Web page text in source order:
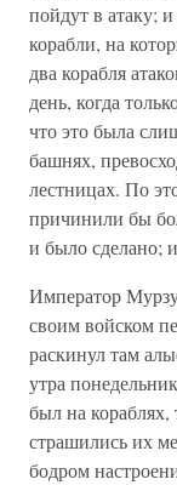
пойдут в атаку;
корабли, на
два корабля
день, когда
что это была
башнях,
лестницах. По
причинили бы
и было сделано;
Император
своим войском
раскинул там
утра
был на кораблях,
страшились их
бодром